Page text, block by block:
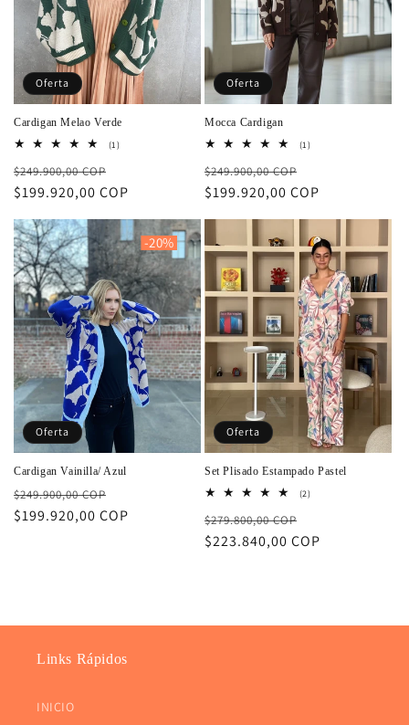
Oferta
Cardigan Melao Verde
(1)1
Precio
habitual
$249.900,00 COP
de
$199.920,00 COP
Oferta
Mocca Cardigan
(1)1
Precio
habitual
$249.900,00 COP
de
$199.920,00 COP
-20%
Oferta
Cardigan Vainilla/ Azul
Precio
habitual
$249.900,00 COP
de
$199.920,00 COP
Oferta
Set Plisado Estampado Pastel
(2)2
Precio
habitual
$279.800,00 COP
de
$223.840,00 COP
Links Rápidos
INICIO